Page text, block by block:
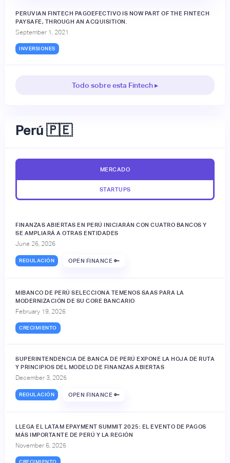
PERUVIAN FINTECH PAGOEFECTIVO IS NOW PART OF THE FINTECH
PAYSAFE, THROUGH AN ACQUISITION.
September 1, 2021
INVERSIONES
Todo sobre esta Fintech ▸
Perú 🇵🇪
MERCADO
STARTUPS
FINANZAS ABIERTAS EN PERÚ INICIARÁN CON CUATRO BANCOS Y
SE AMPLIARÁ A OTRAS ENTIDADES
June 26, 2026
REGULACIÓN OPEN FINANCE 🔑
MIBANCO DE PERÚ SELECCIONA TEMENOS SAAS PARA LA
MODERNIZACIÓN DE SU CORE BANCARIO
February 19, 2026
CRECIMIENTO
SUPERINTENDENCIA DE BANCA DE PERÚ EXPONE LA HOJA DE RUTA
Y PRINCIPIOS DEL MODELO DE FINANZAS ABIERTAS
December 3, 2025
REGULACIÓN OPEN FINANCE 🔑
LLEGA EL LATAM EPAYMENT SUMMIT 2025: EL EVENTO DE PAGOS
MÁS IMPORTANTE DE PERÚ Y LA REGIÓN
November 6, 2025
CRECIMIENTO